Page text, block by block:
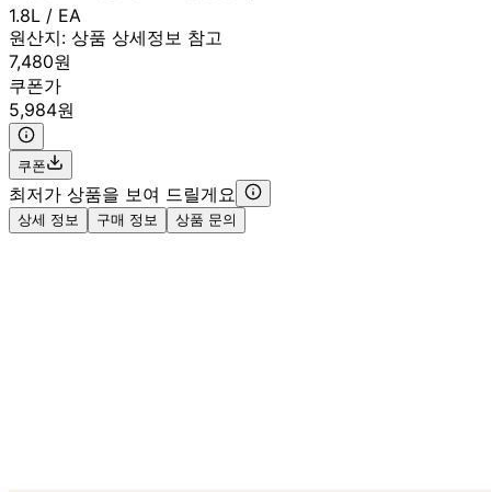
1.8L / EA
원산지: 상품 상세정보 참고
7,480원
쿠폰가
5,984원
쿠폰
최저가 상품을 보여 드릴게요
상세 정보 구매 정보 상품 문의